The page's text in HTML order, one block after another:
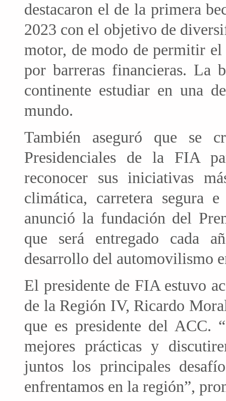
destacaron el de la primera
2023 con el objetivo de
motor, de modo de permitir el
por barreras financieras. La
continente estudiar en una
mundo.
También aseguró que se
Presidenciales de la FIA
reconocer sus iniciativas
climática, carretera segura
anunció la fundación del
que será entregado cada
desarrollo del automovilismo
El presidente de FIA estuvo
de la Región IV, Ricardo
que es presidente del ACC.
mejores prácticas y
juntos los principales
enfrentamos en la región”,